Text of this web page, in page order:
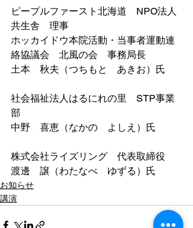
ピープルファースト北海道　NPO法人
共生舎　理事
ホッカイドウ本院活動・当事者運動連
絡協議会　北風の会　事務局長
土本　秋夫（つちもと　あきお）氏
社会福祉法人はるにれの里　STP事業
部
中野　喜恵（なかの　よしえ）氏
株式会社ライズリング　代表取締役
渡邊　譲（わたなべ　ゆずる）氏
お知らせ
講演